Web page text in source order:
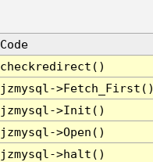
Code
checkredirect()
jzmysql-
jzmysql->Init()
jzmysql->Open()
jzmysql->halt()